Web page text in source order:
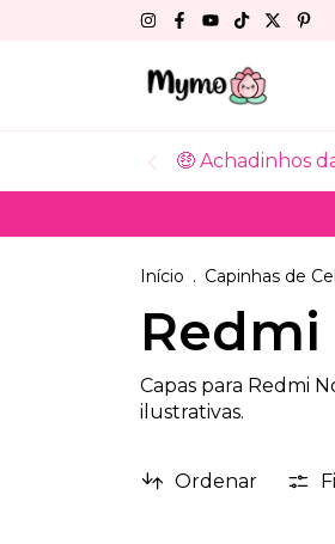
🤑 Achadinhos
Início . Capinhas de
Redmi
Capas para Redmi
ilustrativas.
Ordenar